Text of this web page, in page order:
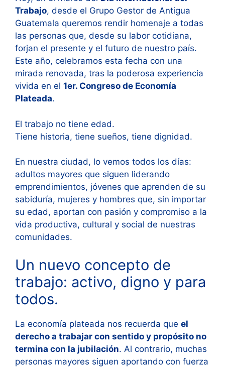
Trabajo, desde el Grupo Gestor de Antigua
Guatemala queremos rendir homenaje a todas
las personas que, desde su labor cotidiana,
forjan el presente y el futuro de nuestro país.
Este año, celebramos esta fecha con una
mirada renovada, tras la poderosa experiencia
vivida en el 1er. Congreso de Economía
Plateada.
El trabajo no tiene edad.
Tiene historia, tiene sueños, tiene dignidad.
En nuestra ciudad, lo vemos todos los días:
adultos mayores que siguen liderando
emprendimientos, jóvenes que aprenden de su
sabiduría, mujeres y hombres que, sin importar
su edad, aportan con pasión y compromiso a la
vida productiva, cultural y social de nuestras
comunidades.
Un nuevo concepto de
trabajo: activo, digno y para
todos.
La economía plateada nos recuerda que el
derecho a trabajar con sentido y propósito no
termina con la jubilación. Al contrario, muchas
personas mayores siguen aportando con fuerza